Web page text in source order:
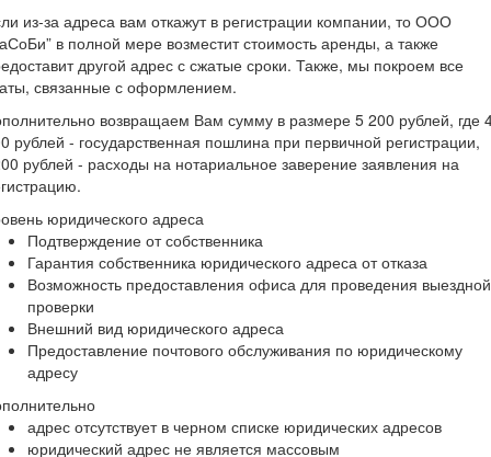
из-за адреса вам откажут в регистрации компании, то ООО
в полной мере возместит стоимость аренды, а также
другой адрес с сжатые сроки. Также, мы покроем все
связанные с оформлением.
возвращаем Вам сумму в размере 5 200 рублей, где
рублей - государственная пошлина при первичной регистрации,
рублей - расходы на нотариальное заверение заявления на
юридического адреса
Подтверждение от собственника
Гарантия собственника юридического адреса от отказа
Возможность предоставления офиса для проведения выездной
проверки
Внешний вид юридического адреса
Предоставление почтового обслуживания по юридическому
адресу
адрес отсутствует в черном списке юридических адресов
юридический адрес не является массовым